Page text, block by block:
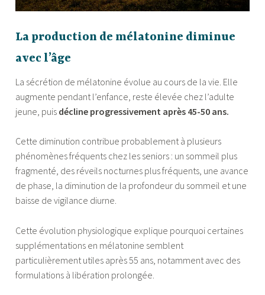
La production de mélatonine diminue
avec l’âge
La sécrétion de mélatonine évolue au cours de la vie. Elle
augmente pendant l’enfance, reste élevée chez l’adulte
jeune, puis décline progressivement après 45-50 ans.
Cette diminution contribue probablement à plusieurs
phénomènes fréquents chez les seniors : un sommeil plus
fragmenté, des réveils nocturnes plus fréquents, une avance
de phase, la diminution de la profondeur du sommeil et une
baisse de vigilance diurne.
Cette évolution physiologique explique pourquoi certaines
supplémentations en mélatonine semblent
particulièrement utiles après 55 ans, notamment avec des
formulations à libération prolongée.